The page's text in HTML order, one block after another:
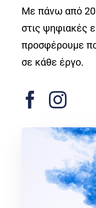
Με πάνω από 20
στις ψηφιακές
προσφέρουμε
σε κάθε έργο.